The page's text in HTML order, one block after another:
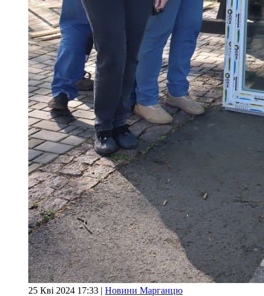
25 Кві 2024 17:33 | Новини Марганцю